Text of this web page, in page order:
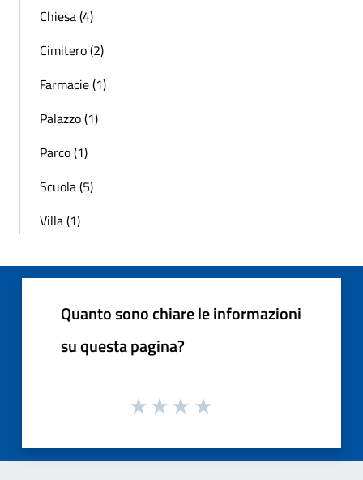
Chiesa (4)
Cimitero (2)
Farmacie (1)
Palazzo (1)
Parco (1)
Scuola (5)
Villa (1)
Quanto sono chiare le informazioni
su questa pagina?